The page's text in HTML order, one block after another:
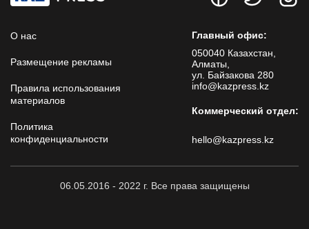
О нас
Размещение рекламы
Правила использования
материалов
Политика
конфиденциальности
Главный офис:
050040 Казахстан,
Алматы,
ул. Байзакова 280
info@kazpress.kz
Коммерческий отдел:
hello@kazpress.kz
06.05.2016 - 2022 г. Все права защищены